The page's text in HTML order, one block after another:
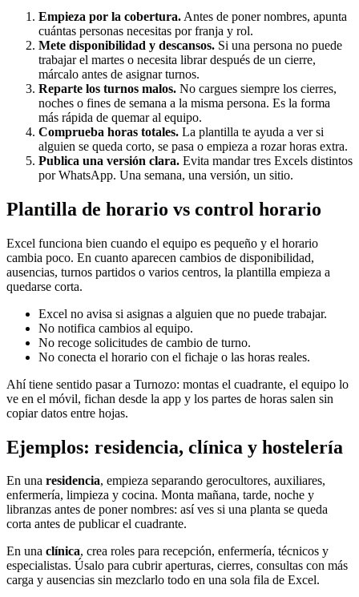
Empieza por la cobertura. Antes de poner nombres, apunta
cuántas personas necesitas por franja y rol.
Mete disponibilidad y descansos. Si una persona no puede
trabajar el martes o necesita librar después de un cierre,
márcalo antes de asignar turnos.
Reparte los turnos malos. No cargues siempre los cierres,
noches o fines de semana a la misma persona. Es la forma
más rápida de quemar al equipo.
Comprueba horas totales. La plantilla te ayuda a ver si
alguien se queda corto, se pasa o empieza a rozar horas extra.
Publica una versión clara. Evita mandar tres Excels distintos
por WhatsApp. Una semana, una versión, un sitio.
Plantilla de horario vs control horario
Excel funciona bien cuando el equipo es pequeño y el horario
cambia poco. En cuanto aparecen cambios de disponibilidad,
ausencias, turnos partidos o varios centros, la plantilla empieza a
quedarse corta.
Excel no avisa si asignas a alguien que no puede trabajar.
No notifica cambios al equipo.
No recoge solicitudes de cambio de turno.
No conecta el horario con el fichaje o las horas reales.
Ahí tiene sentido pasar a Turnozo: montas el cuadrante, el equipo lo
ve en el móvil, fichan desde la app y los partes de horas salen sin
copiar datos entre hojas.
Ejemplos: residencia, clínica y hostelería
En una residencia, empieza separando gerocultores, auxiliares,
enfermería, limpieza y cocina. Monta mañana, tarde, noche y
libranzas antes de poner nombres: así ves si una planta se queda
corta antes de publicar el cuadrante.
En una clínica, crea roles para recepción, enfermería, técnicos y
especialistas. Úsalo para cubrir aperturas, cierres, consultas con más
carga y ausencias sin mezclarlo todo en una sola fila de Excel.